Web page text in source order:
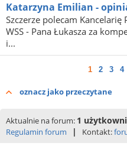
Katarzyna Emilian -
Szczerze polecam Kancelarię
WSS - Pana Łukasza za
i...
1 2 3 4
oznacz jako przeczytane
Aktualnie na forum: 1
Regulamin forum
| Kontakt: